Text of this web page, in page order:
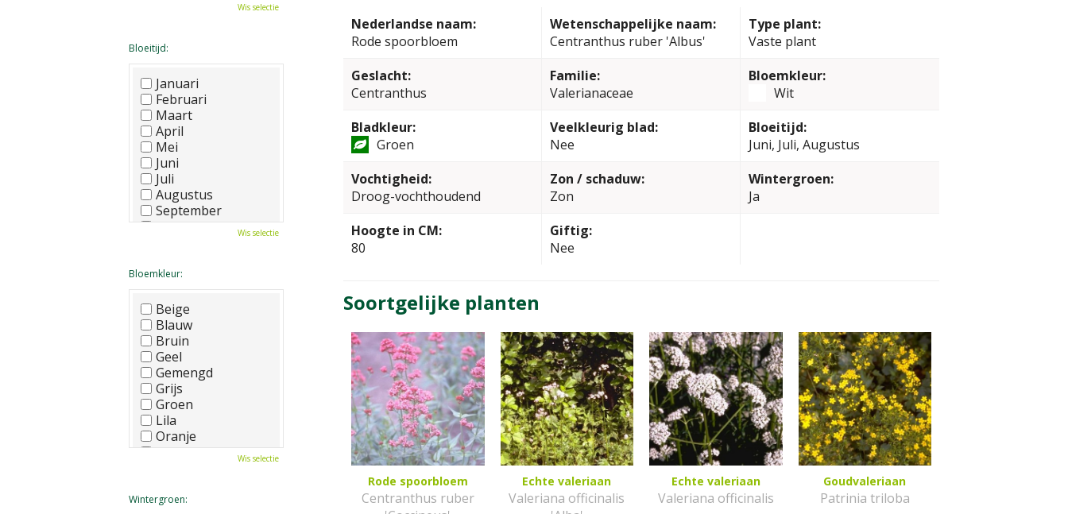
Nederlandse naam:
Rode spoorbloem
Wetenschappelijke naam:
Centranthus ruber 'Albus'
Type plant:
Vaste plant
Geslacht:
Centranthus
Familie:
Valerianaceae
Bloemkleur:
Wit
Bladkleur:
Groen
Veelkleurig blad:
Nee
Bloeitijd:
Juni, Juli, Augustus
Vochtigheid:
Droog-vochthoudend
Zon / schaduw:
Zon
Wintergroen:
Ja
Hoogte in CM:
80
Giftig:
Nee
Soortgelijke planten
Rode spoorbloem
Centranthus ruber
Echte valeriaan
Valeriana officinalis
Echte valeriaan
Valeriana officinalis
Goudvaleriaan
Patrinia triloba
Wis selectie
Bloeitijd:
Januari
Februari
Maart
April
Mei
Juni
Juli
Augustus
September
Oktober
Wis selectie
Bloemkleur:
Beige
Blauw
Bruin
Geel
Gemengd
Grijs
Groen
Lila
Oranje
Paars
Wit
Wis selectie
Wintergroen: